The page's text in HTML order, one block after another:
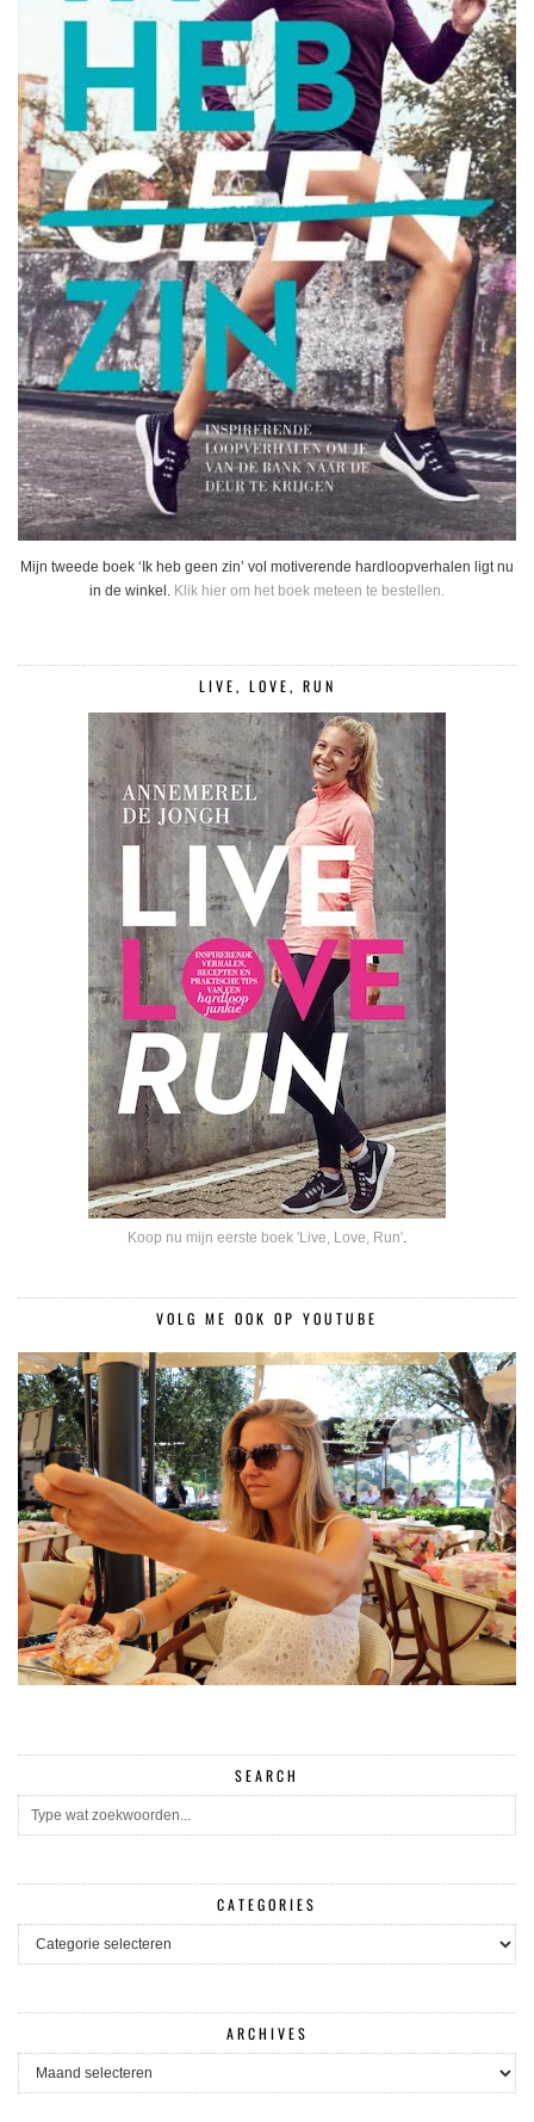
Mijn tweede boek ‘Ik heb geen zin’ vol motiverende hardloopverhalen ligt nu
in de winkel. Klik hier om het boek meteen te bestellen.
LIVE, LOVE, RUN
Koop nu mijn eerste boek 'Live, Love, Run'.
VOLG ME OOK OP YOUTUBE
SEARCH
CATEGORIES
CATEGORIES
ARCHIVES
ARCHIVES